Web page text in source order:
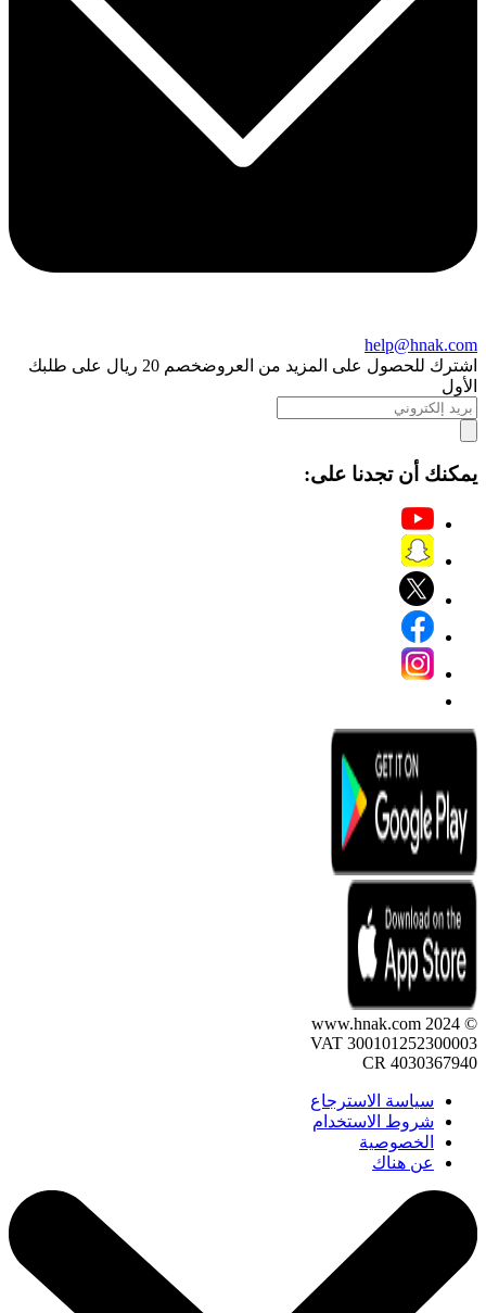
help@hnak.com
اشترك للحصول على المزيد من العروض
خصم 20 ريال على طلبك
الأول
يمكنك أن تجدنا على:
© 2024 www.hnak.com
VAT 300101252300003
CR 4030367940
سياسة الاسترجاع
شروط الاستخدام
الخصوصية
عن هناك